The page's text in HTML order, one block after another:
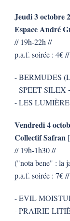
Jeudi 3 octobre
Espace André
// 19h-22h //
p.a.f. soirée : 4€
- BERMUDES
- SPEET
- LES
Vendredi 4
Collectif Safran
// 19h-1h30 //
("nota bene" : la
p.a.f. soirée : 7€
- EVIL
- PRAIRIE-